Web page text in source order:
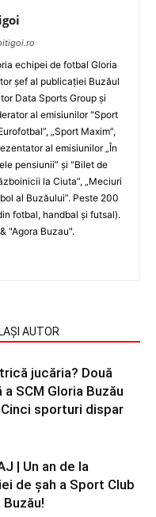
echipei de fotbal Gloria
şef al publicaţiei Buzăul
Data Sports Group şi
al emisiunilor "Sport
„Sport Maxim”,
al emisiunilor „În
pensiunii” şi "Bilet de
la Ciuta”, „Meciuri
al Buzăului”. Peste 200
fotbal, handbal şi futsal).
"Agora Buzau".
AUTOR
jucăria? Două
SCM Gloria Buzău
sporturi dispar
| Un an de la
de şah a Sport Club